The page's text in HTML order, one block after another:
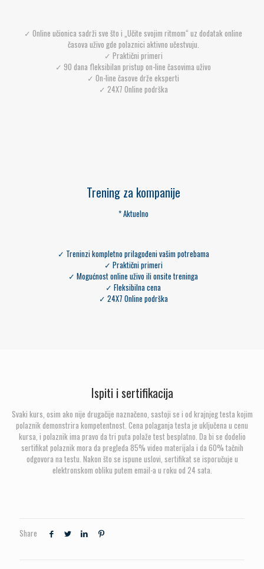
✓ Online učionica sadrži sve što i „Učite svojim ritmom“ uz dodatak online
časova uživo gde polaznici aktivno učestvuju.
✓ Praktični primeri
✓ 90 dana fleksibilan pristup on-line časovima uživo
✓ On-line časove drže eksperti
✓ 24X7 Online podrška
Trening za kompanije
* Aktuelno
✓ Treninzi kompletno prilagođeni vašim potrebama
✓ Praktični primeri
✓ Mogućnost online uživo ili onsite treninga
✓ Fleksibilna cena
✓ 24X7 Online podrška
Ispiti i sertifikacija
Svaki kurs, osim ako nije drugačije naznačeno, sastoji se i od krajnjeg testa kojim
polaznik demonstrira kompetentnost. Cena polaganja testa je uključena u cenu
kursa, i polaznik ima pravo da tri puta polaže test besplatno. Da bi se dodelio
sertifikat polaznik mora da pregleda 85% video materijala i da 60% tačnih
odgovora na testu. Nakon što se ispune uslovi, sertifikat se isporučuje u
elektronskom obliku putem email-a u roku od 24 sata.
Share